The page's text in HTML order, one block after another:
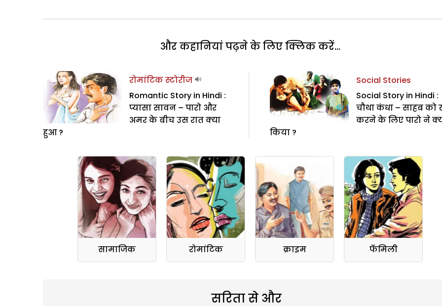
और कहानियां पढ़ने के लिए क्लिक करें...
रोमांटिक स्टोरीज
Romantic Story in Hindi :
प्यासा सावन – पारो और
अमर के बीच उस रात क्या
हुआ ?
Social Stories
Social Story in Hindi :
चौथा कंधा – साहब को
करने के लिए पारो ने
किया ?
सामाजिक रोमांटिक क्राइम फॅमिली
सरिता से और